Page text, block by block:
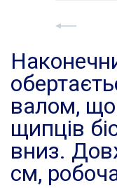
валом, що
щипців
вниз.
см,